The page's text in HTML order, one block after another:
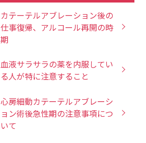
カテーテルアブレーション後の
仕事復帰、アルコール再開の時
期
血液サラサラの薬を内服してい
る人が特に注意すること
心房細動カテーテルアブレーシ
ョン術後急性期の注意事項につ
いて